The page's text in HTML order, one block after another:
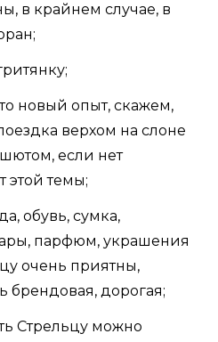
в крайнем случае, в
новый опыт, скажем,
верхом на слоне
если нет
этой темы;
обувь, сумка,
парфюм, украшения
очень приятны,
брендовая, дорогая;
Стрельцу можно